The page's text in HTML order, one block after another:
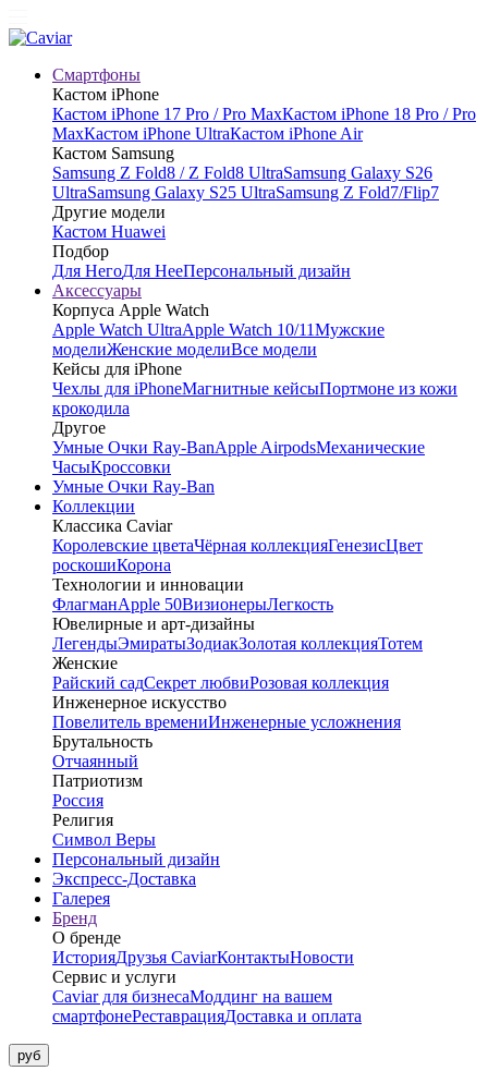
Смартфоны
Кастом iPhone
Кастом iPhone 17 Pro / Pro MaxКастом iPhone 18 Pro / Pro
MaxКастом iPhone UltraКастом iPhone Air
Кастом Samsung
Samsung Z Fold8 / Z Fold8 UltraSamsung Galaxy S26
UltraSamsung Galaxy S25 UltraSamsung Z Fold7/Flip7
Другие модели
Кастом Huawei
Подбор
Для НегоДля НееПерсональный дизайн
Аксессуары
Корпуса Apple Watch
Apple Watch UltraApple Watch 10/11Мужские
моделиЖенские моделиВсе модели
Кейсы для iPhone
Чехлы для iPhoneМагнитные кейсыПортмоне из кожи
крокодила
Другое
Умные Очки Ray-BanApple AirpodsМеханические
ЧасыКроссовки
Умные Очки Ray-Ban
Коллекции
Классика Caviar
Королевские цветаЧёрная коллекцияГенезисЦвет
роскошиКорона
Технологии и инновации
ФлагманApple 50ВизионерыЛегкость
Ювелирные и арт-дизайны
ЛегендыЭмиратыЗодиакЗолотая коллекцияТотем
Женские
Райский садСекрет любвиРозовая коллекция
Инженерное искусство
Повелитель времениИнженерные усложнения
Брутальность
Отчаянный
Патриотизм
Россия
Религия
Символ Веры
Персональный дизайн
Экспресс-Доставка
Галерея
Бренд
О бренде
ИсторияДрузья CaviarКонтактыНовости
Сервис и услуги
Caviar для бизнесаМоддинг на вашем
смартфонеРеставрацияДоставка и оплата
руб